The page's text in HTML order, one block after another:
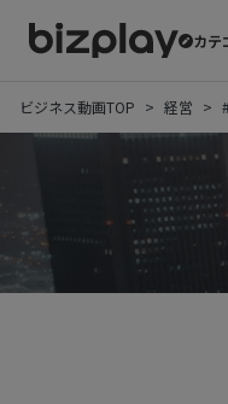
カテ
ビジネス動画TOP 経営